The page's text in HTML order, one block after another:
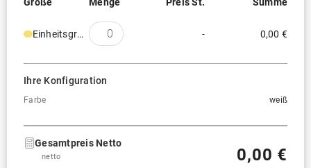
Einheitsgröße - 0,00 €
Ihre Konfiguration
Farbe weiß
Gesamtpreis Netto
netto 0,00 €